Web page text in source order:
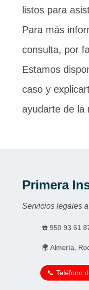
listos para
Para más
consulta, por
Estamos
caso y
ayudarte de la
Primera
Servicios legales
☎️ 950 93 61
🌍 Almería,
📞 Teléfono